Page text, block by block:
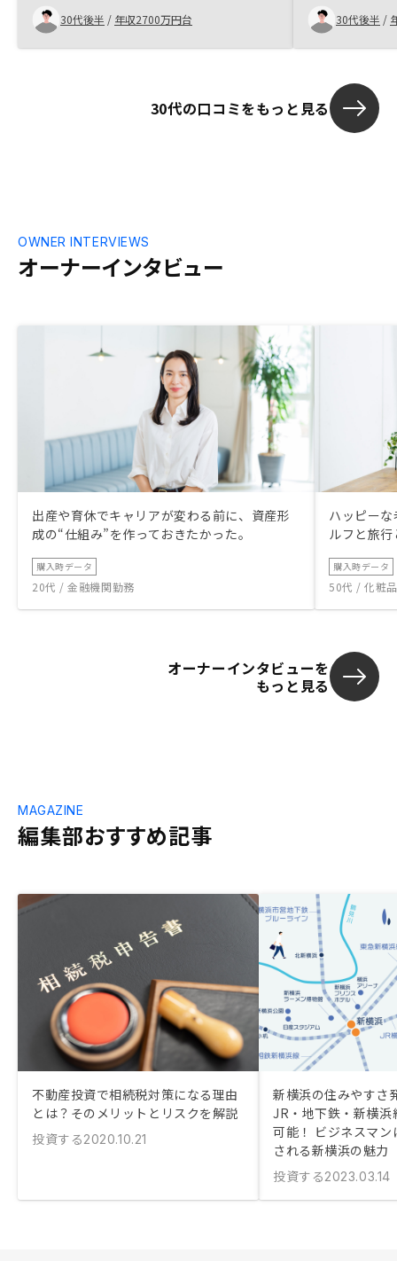
30代後半 / 年収2700万円台
行使もアプリ
め非常に便利
の仕入れを活
なっている印
扱う特性上、
れてしまうの
30代後半 /
30代の口コミをもっと見る
オーナーインタビュー
OWNER INTERVIEWS
出産や育休でキャリアが変わる前に、資産形
成の“仕組み”を作っておきたかった。
購入時データ
20代 / 金融機関勤務
ハッピー
ルフと旅
購入時データ
50代 / 化粧
オーナーインタビューを
もっと見る
編集部おすすめ記事
MAGAZINE
不動産投資で相続税対策になる理由
とは？そのメリットとリスクを解説
投資する2020.10.21
新横浜の住みやすさ
JR・地下鉄・新横
可能！ ビジネスマ
される新横浜の魅力
投資する2023.03.14